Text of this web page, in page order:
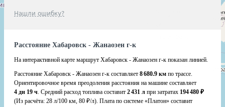
Нашли ошибку?
Расстояние Хабаровск - Жанаозен г-к
На интерактивной карте маршрут Хабаровск - Жанаозен г-к показан линией.
Расстояние Хабаровск - Жанаозен г-к составляет 8 680.9 км по трассе.
Ориентировочное время преодоления расстояния на машине составляет
4 дн 19 ч. Средний расход топлива составит 2 431 л при затратах 194 480 ₽
(Из расчёта: 28 л/100 км, 80 ₽/л). Плата по системе «Платон» составит